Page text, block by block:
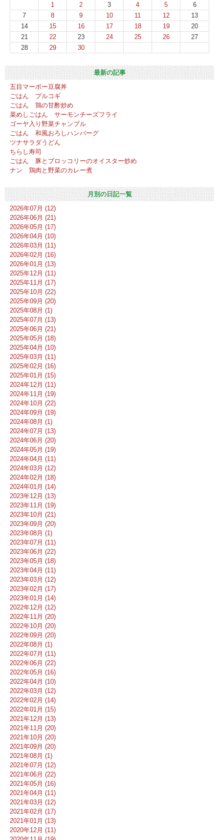
1
2 3 4 5
6
7
8 9 10 11 12
13
14
15 16 17 18 19
20
21
22 23 24 25 26
27
28
29 30
最新の記事
五目マーボー豆腐丼
ごはん プルコギ
ごはん 鶏の甘酢炒め
菜めしごはん サーモンチーズフライ
ゴーヤ入り野菜チャンプル
ごはん 和風おろしハンバーグ
ツナサラダうどん
ちらし寿司
ごはん 豚とブロッコリーのオイスター炒め
ナン 鶏肉と野菜のカレー煮
月別の日記一覧
2026年07月 (12)
2026年06月 (21)
2026年05月 (17)
2026年04月 (10)
2026年03月 (11)
2026年02月 (16)
2026年01月 (13)
2025年12月 (11)
2025年11月 (17)
2025年10月 (22)
2025年09月 (20)
2025年08月 (1)
2025年07月 (13)
2025年06月 (21)
2025年05月 (18)
2025年04月 (10)
2025年03月 (11)
2025年02月 (16)
2025年01月 (15)
2024年12月 (11)
2024年11月 (19)
2024年10月 (22)
2024年09月 (19)
2024年08月 (1)
2024年07月 (13)
2024年06月 (20)
2024年05月 (19)
2024年04月 (11)
2024年03月 (12)
2024年02月 (18)
2024年01月 (14)
2023年12月 (13)
2023年11月 (19)
2023年10月 (21)
2023年09月 (20)
2023年08月 (1)
2023年07月 (11)
2023年06月 (22)
2023年05月 (18)
2023年04月 (11)
2023年03月 (12)
2023年02月 (17)
2023年01月 (14)
2022年12月 (12)
2022年11月 (20)
2022年10月 (20)
2022年09月 (20)
2022年08月 (1)
2022年07月 (11)
2022年06月 (22)
2022年05月 (16)
2022年04月 (10)
2022年03月 (12)
2022年02月 (14)
2022年01月 (15)
2021年12月 (13)
2021年11月 (20)
2021年10月 (20)
2021年09月 (20)
2021年08月 (1)
2021年07月 (12)
2021年06月 (22)
2021年05月 (16)
2021年04月 (11)
2021年03月 (12)
2021年02月 (17)
2021年01月 (13)
2020年12月 (11)